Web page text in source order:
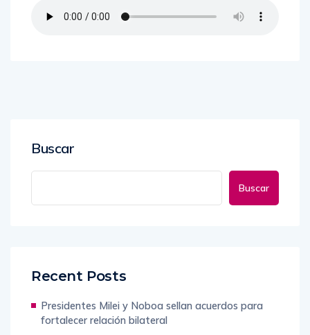
Buscar
Buscar
Recent Posts
Presidentes Milei y Noboa sellan acuerdos para
fortalecer relación bilateral